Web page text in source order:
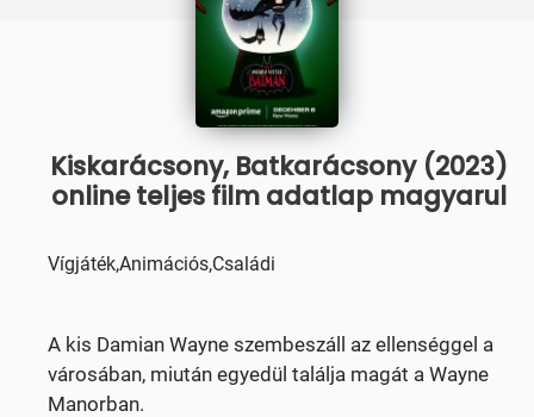
Kiskarácsony, Batkarácsony (2023)
online teljes film adatlap magyarul
Vígjáték,Animációs,Családi
A kis Damian Wayne szembeszáll az ellenséggel a
városában, miután egyedül találja magát a Wayne
Manorban.